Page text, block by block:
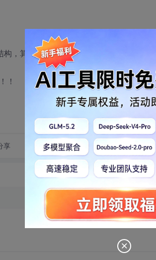
，算法。。。。。。
！
享 转发到动态 举报